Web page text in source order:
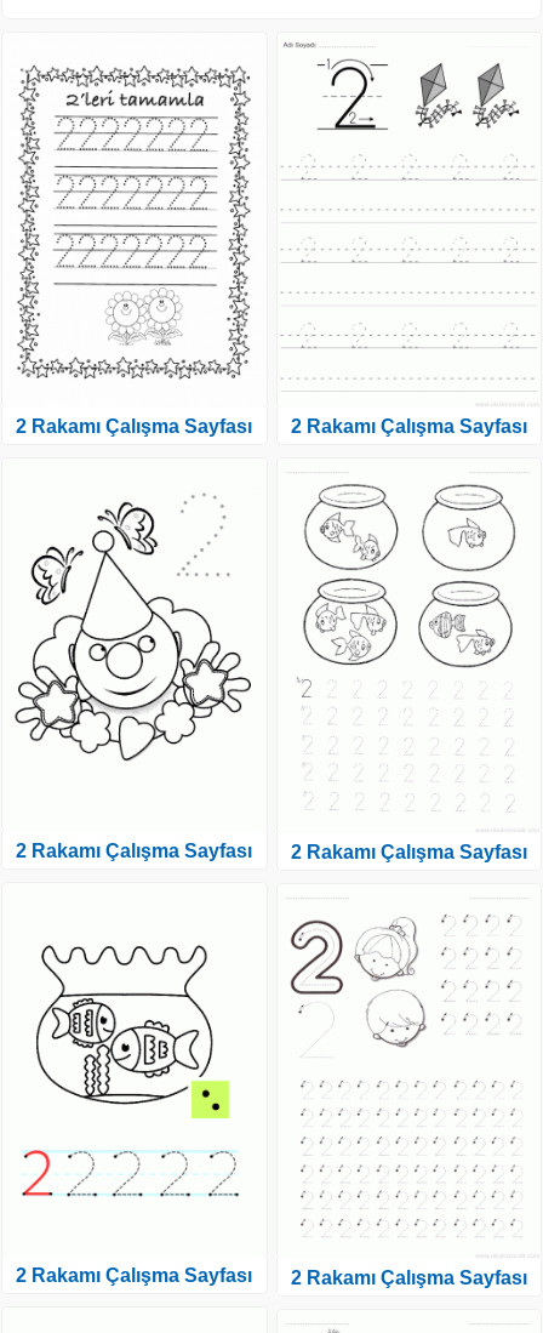
2 Rakamı Çalışma Sayfası
2 Rakamı Çalışma Sayfası
2 Rakamı Çalışma Sayfası
2 Rakamı Çalışma Sayfası
2 Rakamı Çalışma Sayfası
2 Rakamı Çalışma Sayfası